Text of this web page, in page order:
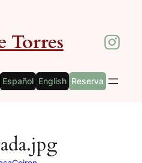
Torres
Español English Reserva